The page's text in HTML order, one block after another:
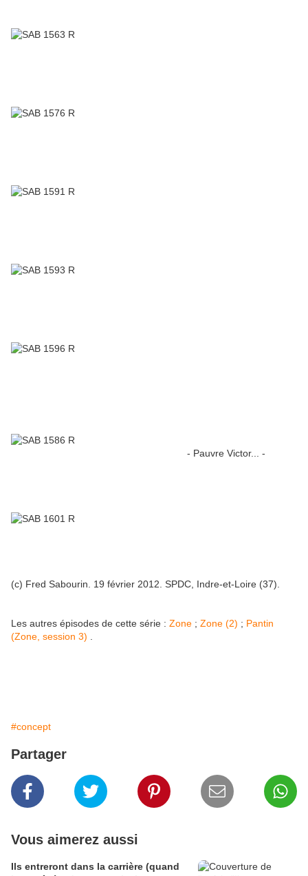
- Pauvre Victor... -
(c) Fred Sabourin. 19 février 2012. SPDC, Indre-et-Loire (37).
Les autres épisodes de cette série : Zone ; Zone (2) ; Pantin
(Zone, session 3)
#concept
Partager
Vous aimerez aussi
Ils entreront dans la carrière (quand